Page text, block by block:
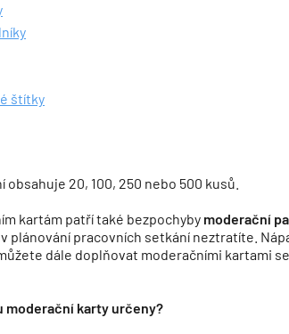
štítky
obsahuje 20, 100, 250 nebo 500 kusů.
kartám patří také bezpochyby moderační
plánování pracovních setkání neztratíte.
dále doplňovat moderačními kartami
moderační karty určeny?